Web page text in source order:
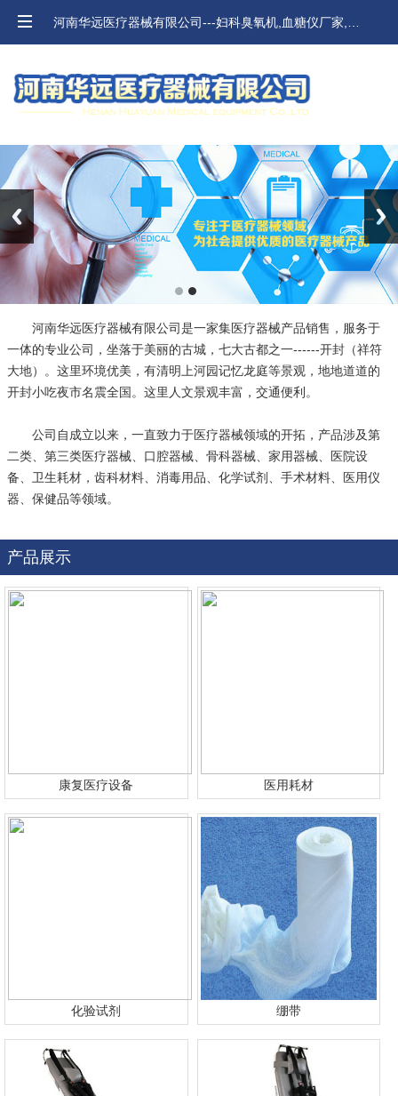
Previous Next
河南华远医疗器械有限公司是一家集医疗器械产品销售，服务于
一体的专业公司，坐落于美丽的古城，七大古都之一------开封（祥符
大地）。这里环境优美，有清明上河园记忆龙庭等景观，地地道道的
开封小吃夜市名震全国。这里人文景观丰富，交通便利。
公司自成立以来，一直致力于医疗器械领域的开拓，产品涉及第
二类、第三类医疗器械、口腔器械、骨科器械、家用器械、医院设
备、卫生耗材，齿科材料、消毒用品、化学试剂、手术材料、医用仪
器、保健品等领域。
产品展示
康复医疗设备 医用耗材
化验试剂 绷带